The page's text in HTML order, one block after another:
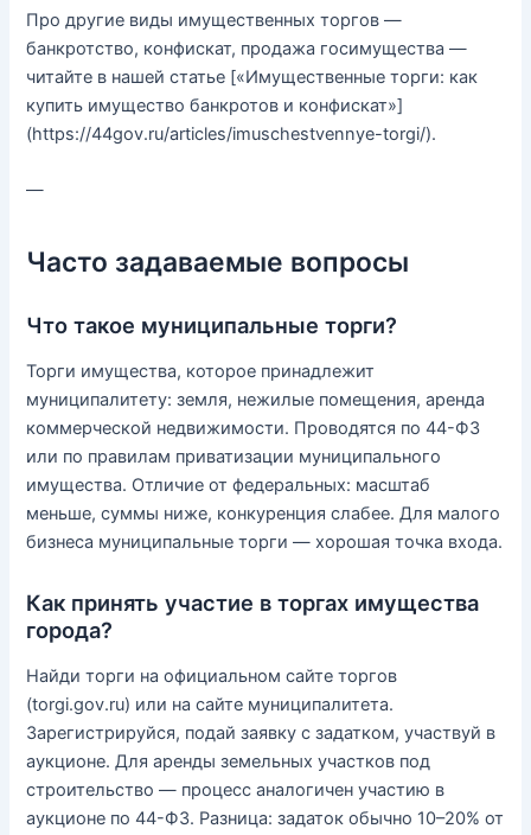
Про другие виды имущественных торгов —
банкротство, конфискат, продажа госимущества —
читайте в нашей статье [«Имущественные торги: как
купить имущество банкротов и конфискат»]
(https://44gov.ru/articles/imuschestvennye-torgi/).
—
Часто задаваемые вопросы
Что такое муниципальные торги?
Торги имущества, которое принадлежит
муниципалитету: земля, нежилые помещения, аренда
коммерческой недвижимости. Проводятся по 44-ФЗ
или по правилам приватизации муниципального
имущества. Отличие от федеральных: масштаб
меньше, суммы ниже, конкуренция слабее. Для малого
бизнеса муниципальные торги — хорошая точка входа.
Как принять участие в торгах имущества
города?
Найди торги на официальном сайте торгов
(torgi.gov.ru) или на сайте муниципалитета.
Зарегистрируйся, подай заявку с задатком, участвуй в
аукционе. Для аренды земельных участков под
строительство — процесс аналогичен участию в
аукционе по 44-ФЗ. Разница: задаток обычно 10–20% от